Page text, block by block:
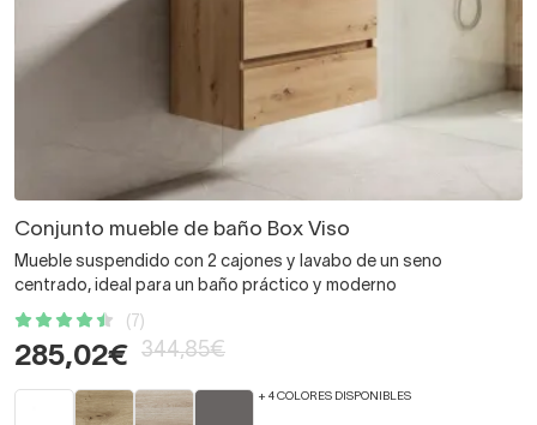
Conjunto mueble de baño Box Viso
Mueble suspendido con 2 cajones y lavabo de un seno
centrado, ideal para un baño práctico y moderno
(7)
285,02€ 344,85€
+ 4 COLORES DISPONIBLES